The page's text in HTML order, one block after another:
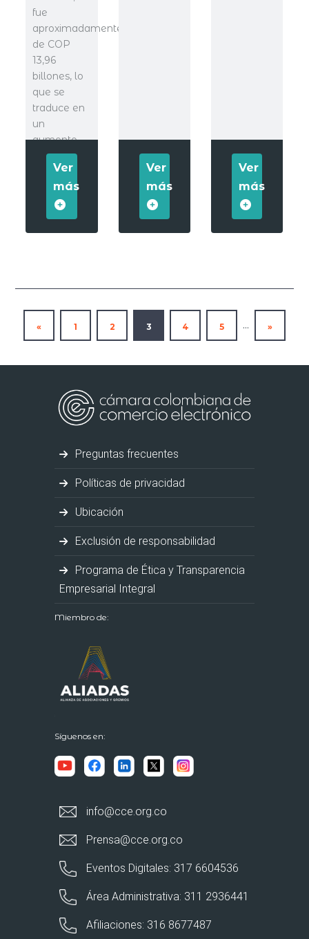
fue
aproximadamente
de COP
13,96
billones, lo
que se
traduce en
un
aumento
del
Ver
más
Ver
más
Ver
más
« 1 2 3 4 5 ... »
Preguntas frecuentes
Políticas de privacidad
Ubicación
Exclusión de responsabilidad
Programa de Ética y Transparencia
Empresarial Integral
Miembro de:
Síguenos en:
info@cce.org.co
Prensa@cce.org.co
Eventos Digitales: 317 6604536
Área Administrativa: 311 2936441
Afiliaciones: 316 8677487